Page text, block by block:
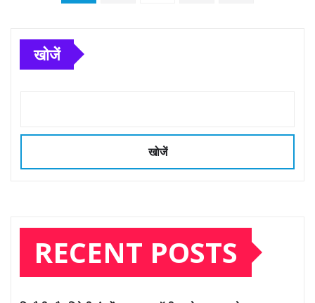
pagination
खोजें
खोजें
RECENT POSTS